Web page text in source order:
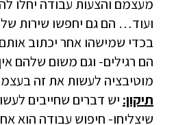
מעצמם והצעות עבודה יחלו
ועוד… הם גם יחפשו שירות
בכדי שמישהו אחר יכתוב
הם רגילים- וגם משום שלהם
מוטיבציה לעשות את זה
תיקון: יש דברים שחייבים
שיצליחו- חיפוש עבודה הוא